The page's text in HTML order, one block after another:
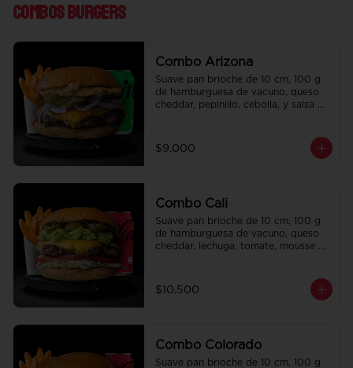
Combos Burgers
Combo Arizona
Suave pan brioche de 10 cm, 100 g
de hamburguesa de vacuno, queso
cheddar, pepinillo, cebolla, y salsa de
regalo a elección y una bebida de
350 cc a elección.
$9.000
Combo Cali
Suave pan brioche de 10 cm, 100 g
de hamburguesa de vacuno, queso
cheddar, lechuga, tomate, mousse de
condimentadas, salsa de la casa de
regalo a elección y una bebida de
$10.500
Combo Colorado
Suave pan brioche de 10 cm, 100 g